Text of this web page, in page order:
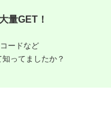
量GET！
ードなど
ってましたか？